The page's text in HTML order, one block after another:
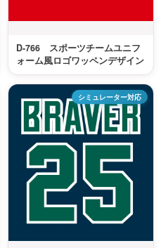
D-766 スポーツチームユニフ
ォーム風ロゴワッペンデザイン
シミュレーター対応